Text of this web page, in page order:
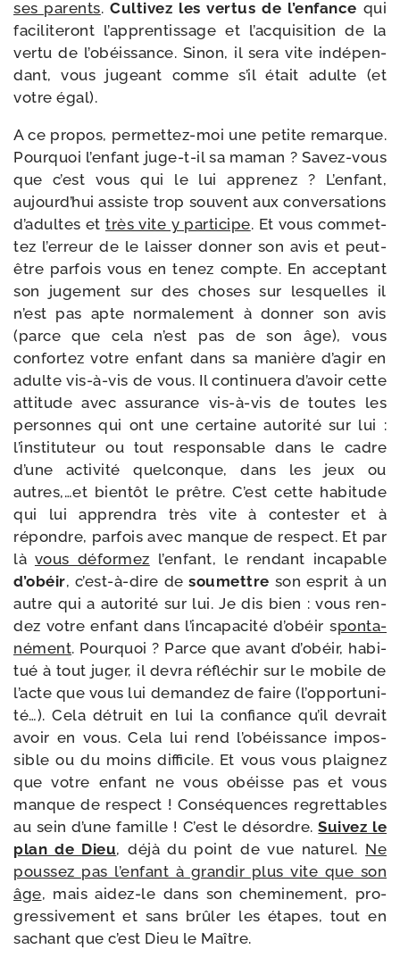
ses parents.Cultivez les ver­tus de l’en­fance qui
faci­li­te­ront l’ap­pren­tis­sage et l’ac­qui­si­tion de la
ver­tu de l’o­béis­sance. Sinon, il sera vite indé­pen­
dant, vous jugeant comme s’il était adulte (et
votre égal).
A ce pro­pos, permettez-​moi une petite remarque.
Pourquoi l’en­fant juge-​t-​il sa maman ? Savez-​vous
que c’est vous qui le lui appre­nez ? L’enfant,
aujourd’­hui assiste trop sou­vent aux conver­sa­tions
d’a­dultes et très vite y par­ti­cipe. Et vous com­met­
tez l’er­reur de le lais­ser don­ner son avis et peut-​
être par­fois vous en tenez compte. En accep­tant
son juge­ment sur des choses sur les­quelles il
n’est pas apte nor­ma­le­ment à don­ner son avis
(parce que cela n’est pas de son âge), vous
confor­tez votre enfant dans sa manière d’a­gir en
adulte vis-​à-​vis de vous. Il conti­nue­ra d’a­voir cette
atti­tude avec assu­rance vis-​à-​vis de toutes les
per­sonnes qui ont une cer­taine auto­ri­té sur lui :
l’ins­ti­tu­teur ou tout res­pon­sable dans le cadre
d’une acti­vi­té quel­conque, dans les jeux ou
autres,…et bien­tôt le prêtre. C’est cette habi­tude
qui lui appren­dra très vite à contes­ter et à
répondre, par­fois avec manque de res­pect. Et par
là vous défor­mez l’en­fant, le ren­dant inca­pable
d’o­béir, c’est-​à-​dire desou­mettre son esprit à un
autre qui a auto­ri­té sur lui. Je dis bien : vous ren­
dez votre enfant dans l’in­ca­pa­ci­té d’o­béir spon­ta­
né­ment. Pourquoi ? Parce que avant d’o­béir, habi­
tué à tout juger, il devra réflé­chir sur le mobile de
l’acte que vous lui deman­dez de faire (l’op­por­tu­ni­
té…). Cela détruit en lui la confiance qu’il devrait
avoir en vous. Cela lui rend l’o­béis­sance impos­
sible ou du moins dif­fi­cile. Et vous vous plai­gnez
que votre enfant ne vous obéisse pas et vous
manque de res­pect ! Conséquences regret­tables
au sein d’une famille ! C’est le désordre.Suivez le
plan de Dieu, déjà du point de vue natu­rel. Ne
pous­sez pas l’en­fant à gran­dir plus vite que son
âge, mais aidez-​le dans son che­mi­ne­ment, pro­
gres­si­ve­ment et sans brû­ler les étapes, tout en
sachant que c’est Dieu le Maître.